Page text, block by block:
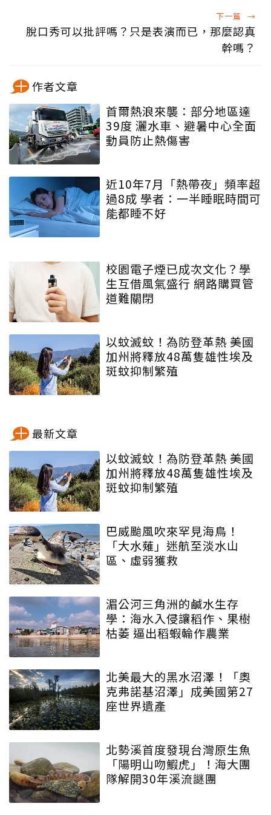
下一篇 →
脫口秀可以批評嗎？只是表演而已，那麼認真
幹嗎？
作者文章
首爾熱浪來襲：部分地區達
39度 灑水車、避暑中心全面
動員防止熱傷害
近10年7月「熱帶夜」頻率超
過8成 學者：一半睡眠時間可
能都睡不好
校園電子煙已成次文化？學
生互借風氣盛行 網路購買管
道難關閉
以蚊滅蚊！為防登革熱 美國
加州將釋放48萬隻雄性埃及
斑蚊抑制繁殖
最新文章
以蚊滅蚊！為防登革熱 美國
加州將釋放48萬隻雄性埃及
斑蚊抑制繁殖
巴威颱風吹來罕見海鳥！
「大水薙」迷航至淡水山
區、虛弱獲救
湄公河三角洲的鹹水生存
學：海水入侵讓稻作、果樹
枯萎 逼出稻蝦輪作農業
北美最大的黑水沼澤！「奧
克弗諾基沼澤」成美國第27
座世界遺產
北勢溪首度發現台灣原生魚
「陽明山吻鰕虎」！海大團
隊解開30年溪流謎團